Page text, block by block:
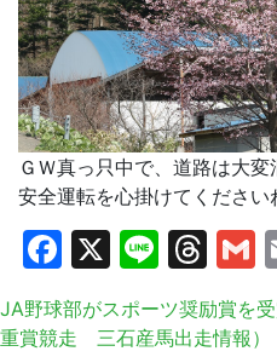
ＧＷ真っ只中で、道路は大変
安全運転を心掛けてくださ
Facebook
X Line
JA野球部がスポーツ奨励賞
重賞競走 三石産馬出走情報）